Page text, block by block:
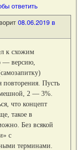
ответить
08.06.2019 в
к схожим
— версию,
повторения. Пусть
2 — 3%.
что концепт
такое в
Без всякой
с
терминами.